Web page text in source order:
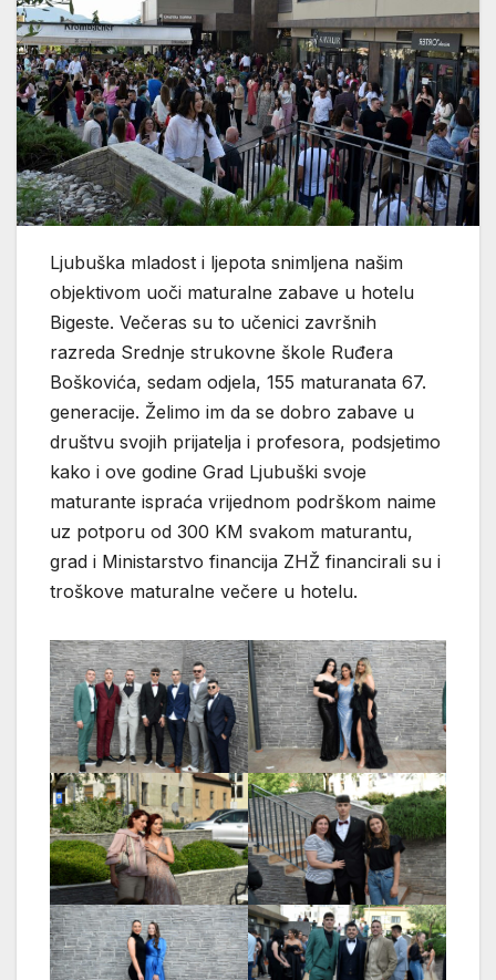
Ljubuška mladost i ljepota snimljena našim
objektivom uoči maturalne zabave u hotelu
Bigeste. Večeras su to učenici završnih
razreda Srednje strukovne škole Ruđera
Boškovića, sedam odjela, 155 maturanata 67.
generacije. Želimo im da se dobro zabave u
društvu svojih prijatelja i profesora, podsjetimo
kako i ove godine Grad Ljubuški svoje
maturante ispraća vrijednom podrškom naime
uz potporu od 300 KM svakom maturantu,
grad i Ministarstvo financija ZHŽ financirali su i
troškove maturalne večere u hotelu.